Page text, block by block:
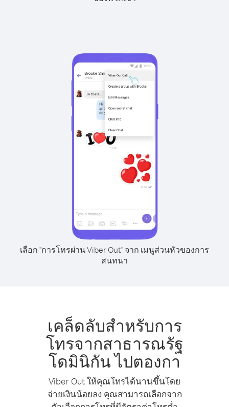
เลือก "การโทรผ่าน Viber Out" จาก เมนูส่วนหัวของการ
สนทนา
เคล็ดลับสำหรับการ
โทรจากสาธารณรัฐ
โดมินิกัน ไปตองกา
Viber Out ให้คุณโทรได้นานขึ้นโดย
จ่ายเงินน้อยลง คุณสามารถเลือกจาก